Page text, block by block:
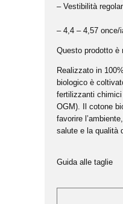
– Vestibilità
– 4,4 – 4,57 once/
Questo prodotto è
Realizzato in
biologico è
fertilizzanti
OGM). Il cotone
favorire
salute e la qualità
Guida alle taglie